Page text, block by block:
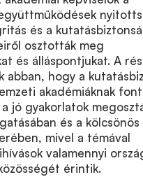
és a
osztották meg
és álláspontjukat. A
hogy a
akadémiáknak
jó gyakorlatok
és a kölcsönös
mivel a témával
valamennyi
érintik.